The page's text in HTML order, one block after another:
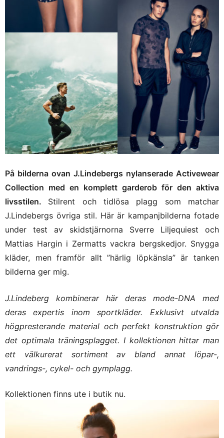
På bilderna ovan J.Lindebergs nylanserade Activewear
Collection med en komplett garderob för den aktiva
livsstilen. Stilrent och tidlösa plagg som matchar
J.Lindebergs övriga stil. Här är kampanjbilderna fotade
under test av skidstjärnorna Sverre Liljequiest och
Mattias Hargin i Zermatts vackra bergskedjor. Snygga
kläder, men framför allt ”härlig löpkänsla” är tanken
bilderna ger mig.
J.Lindeberg kombinerar här deras mode-DNA med
deras expertis inom sportkläder. Exklusivt utvalda
högpresterande material och perfekt konstruktion gör
det optimala träningsplagget. I kollektionen hittar man
ett välkurerat sortiment av bland annat löpar-,
vandrings-, cykel- och gymplagg.
Kollektionen finns ute i butik nu.